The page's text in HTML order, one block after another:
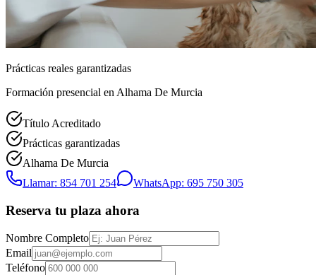
Prácticas reales garantizadas
Formación presencial en Alhama De Murcia
Título Acreditado
Prácticas garantizadas
Alhama De Murcia
Llamar: 854 701 254
WhatsApp: 695 750 305
Reserva tu plaza ahora
Nombre Completo
Email
Teléfono